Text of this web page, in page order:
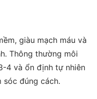
giàu mạch máu và
Thông thường môi
4 và ổn định tự nhiên
sóc đúng cách.